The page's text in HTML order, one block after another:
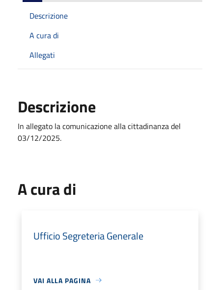
Descrizione
A cura di
Allegati
Descrizione
In allegato la comunicazione alla cittadinanza del
03/12/2025.
A cura di
Ufficio Segreteria Generale
VAI ALLA PAGINA